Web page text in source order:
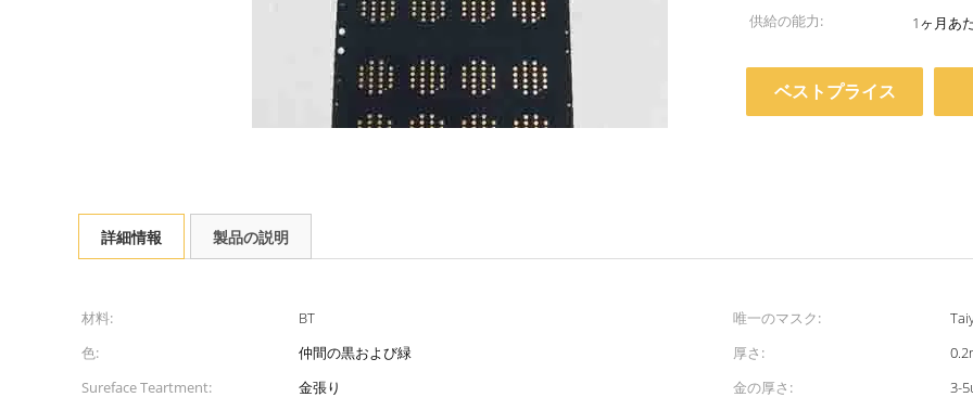
供給の能力:
1ヶ月あ
ベストプライス
詳細情報 製品の説明
材料: BT 唯一のマスク:
色:
仲間の黒および緑 厚さ:
Sureface Teartment:
金張り 金の厚さ:
3-